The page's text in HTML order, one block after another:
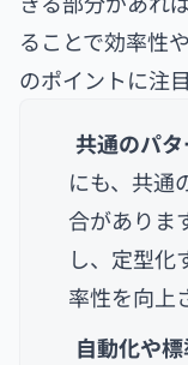
ることで効率性
のポイントに注
共通のパ
にも、共通
合がありま
し、定型化
率性を向上
自動化や